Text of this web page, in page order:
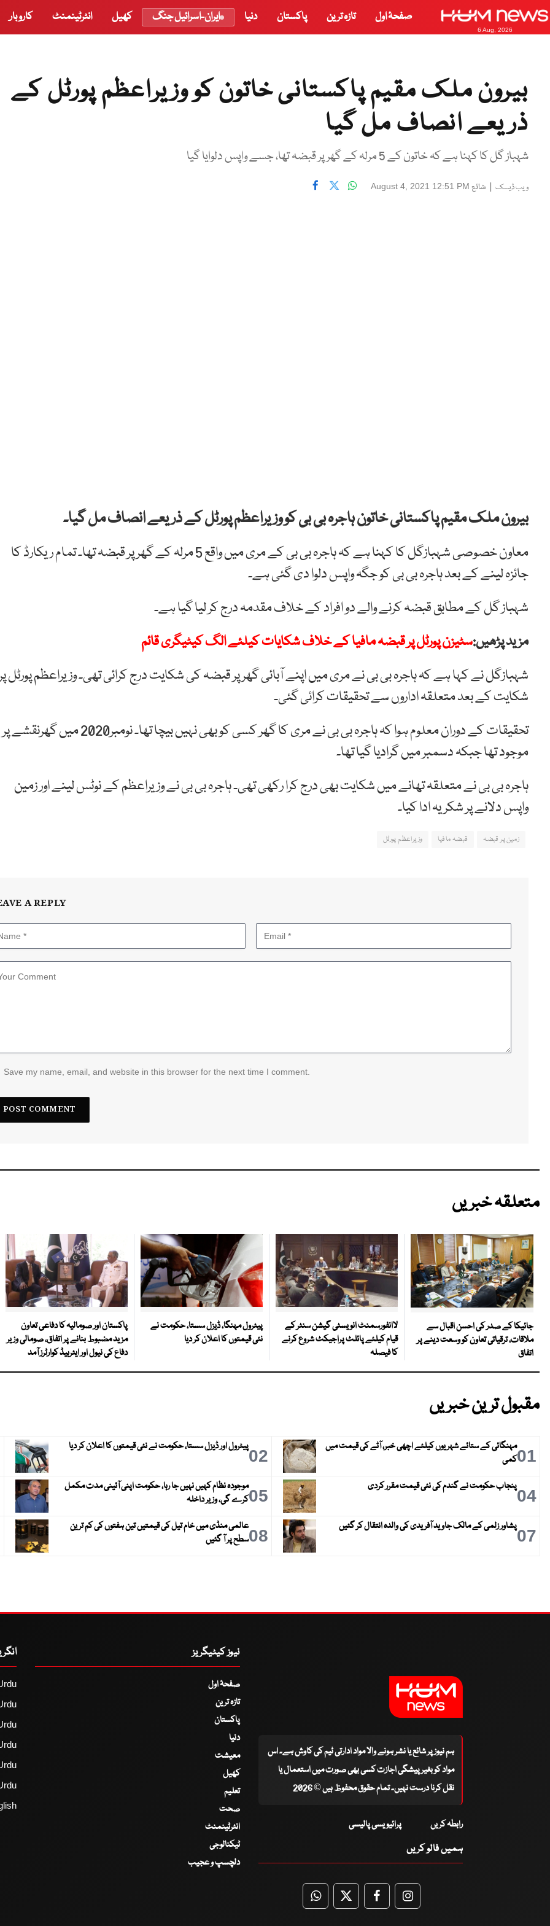
6 Aug, 2026
صفحۂ اول تازہ ترین پاکستان دنیا ایران-اسرائیل جنگ کھیل انٹرٹینمنٹ کاروبار
بیرون ملک مقیم پاکستانی خاتون کو وزیراعظم پورٹل کے
ذریعے انصاف مل گیا
شہباز گل کا کہنا ہے کہ خاتون کے 5 مرلہ کے گھر پر قبضہ تھا، جسے واپس دلوایا گیا
ویب ڈیسک | شائع August 4, 2021 12:51 PM
بیرون ملک مقیم پاکستانی خاتون ہاجرہ بی بی کو وزیراعظم پورٹل کے ذریعے انصاف مل گیا۔
معاون خصوصی شہبازگل کا کہنا ہے کہ ہاجرہ بی بی کے مری میں واقع 5 مرلہ کے گھر پر قبضہ تھا۔ تمام ریکارڈ کا
جائزہ لینے کے بعد ہاجرہ بی بی کو جگہ واپس دلوا دی گئی ہے۔
شہباز گل کے مطابق قبضہ کرنے والے دو افراد کے خلاف مقدمہ درج کر لیا گیا ہے۔
مزید پڑھیں:سٹیزن پورٹل پر قبضہ مافیا کے خلاف شکایات کیلئے الگ کیٹیگری قائم
شہبازگل نے کہا ہے کہ ہاجرہ بی بی نے مری میں اپنے آبائی گھر پر قبضہ کی شکایت درج کرائی تھی۔ وزیراعظم پورٹل
شکایت کے بعد متعلقہ اداروں سے تحقیقات کرائی گئی۔
تحقیقات کے دوران معلوم ہوا کہ ہاجرہ بی بی نے مری کا گھر کسی کو بھی نہیں بیچا تھا۔ نومبر2020 میں گھرنقشے پر
موجود تھا جبکہ دسمبر میں گرادیا گیا تھا۔
ہاجرہ بی بی نے متعلقہ تھانے میں شکایت بھی درج کرا رکھی تھی۔ ہاجرہ بی بی نے وزیراعظم کے نوٹس لینے اور زمین
واپس دلانے پر شکریہ ادا کیا۔
زمین پر قبضہ قبضہ مافیا وزیراعظم پورٹل
A REPLY
Save my name, email, and website in this browser for the next time I comment.
متعلقہ خبریں
جائیکا کے صدر کی احسن اقبال سے
ملاقات، ترقیاتی تعاون کو وسعت دینے پر
اتفاق
لاانفورسمنٹ انویسٹی گیشن سنٹر کے
قیام کیلئے پائلٹ پراجیکٹ شروع کرنے
کا فیصلہ
پیٹرول مہنگا، ڈیزل سستا، حکومت نے
نئی قیمتوں کا اعلان کر دیا
پاکستان اور صومالیہ کا دفاعی تعاون
مزید مضبوط بنانے پر اتفاق، صومالی وزیر
دفاع کی نیول اور ایئرہیڈ کوارٹرز آمد
مقبول ترین خبریں
01مہنگائی کے ستائے شہریوں کیلئے اچھی خبر، آٹے کی قیمت میں
کمی
02پیٹرول اور ڈیزل سستا، حکومت نے نئی قیمتوں کا اعلان کر دیا
04پنجاب حکومت نے گندم کی نئی قیمت مقرر کردی 05موجودہ نظام کہیں نہیں جا رہا، حکومت اپنی آئینی مدت مکمل
کرے گی، وزیر داخلہ
07پشاور زلمی کے مالک جاوید آفریدی کی والدہ انتقال کر گئیں 08عالمی منڈی میں خام تیل کی قیمتیں تین ہفتوں کی کم ترین
سطح پر آ گئیں
ہم نیوز پر شائع یا نشر ہونے والا مواد ادارتی ٹیم کی کاوش ہے۔ اس
مواد کو بغیر پیشگی اجازت کسی بھی صورت میں استعمال یا
نقل کرنا درست نہیں۔ تمام حقوق محفوظ ہیں © 2026
رابطہ کریں پرائیویسی پالیسی
ہمیں فالو کریں
WhatsApp
TwitterFacebookFacebook
نیوز کیٹیگریز
صفحۂ اول
تازہ ترین
پاکستان
دنیا
معیشت
کھیل
تعلیم
صحت
انٹرٹینمنٹ
ٹیکنالوجی
دلچسپ و عجیب